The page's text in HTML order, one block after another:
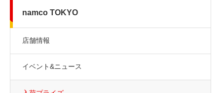
namco TOKYO
店舗情報
イベント&ニュース